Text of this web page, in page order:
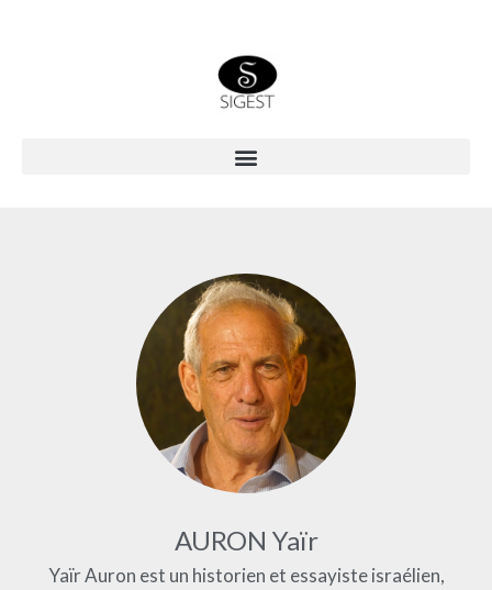
AURON Yaïr
Yaïr Auron est un historien et essayiste israélien,